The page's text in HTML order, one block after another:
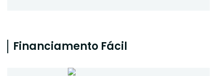
Financiamento Fácil